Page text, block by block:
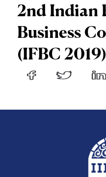
2nd Indian
Business
(IFBC 2019)